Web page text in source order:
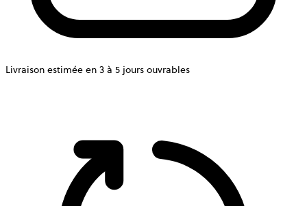
Livraison estimée en 3 à 5 jours ouvrables